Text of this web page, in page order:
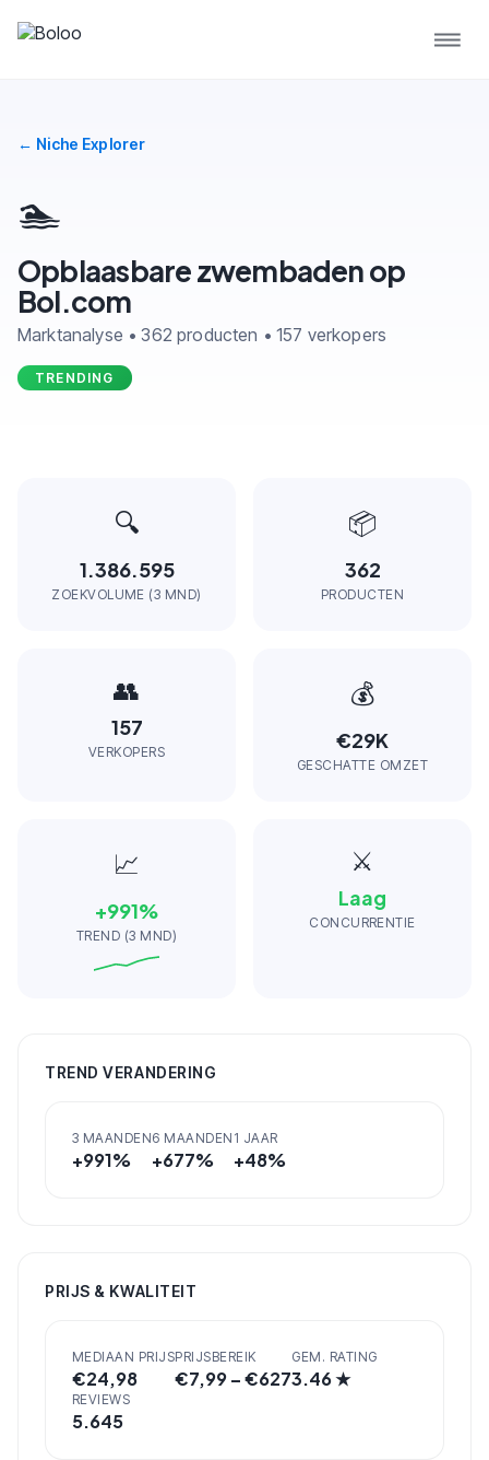
← Niche Explorer
🏊
Opblaasbare zwembaden op
Bol.com
Marktanalyse • 362 producten • 157 verkopers
TRENDING
🔍
1.386.595
ZOEKVOLUME (3 MND)
📦
362
PRODUCTEN
👥
157
VERKOPERS
💰
€29K
GESCHATTE OMZET
📈
+991%
TREND (3 MND)
⚔️
Laag
CONCURRENTIE
TREND VERANDERING
3 MAANDEN
+991%
6 MAANDEN
+677%
1 JAAR
+48%
PRIJS & KWALITEIT
MEDIAAN PRIJS
€24,98
PRIJSBEREIK
€7,99– €627
GEM. RATING
3.46★
REVIEWS
5.645